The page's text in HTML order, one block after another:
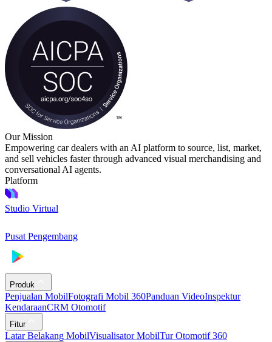
Our Mission
Empowering car dealers with an AI platform to source, list, market,
and sell vehicles faster through advanced visual merchandising and
conversational AI agents.
Platform
Studio Virtual
Pusat Pengembang
Produk
Penjualan MobilFotografi Mobil 360Panduan VideoInspektur
KendaraanCRM Otomotif
Fitur
Latar Belakang MobilVisualisator MobilTur Otomotif 360